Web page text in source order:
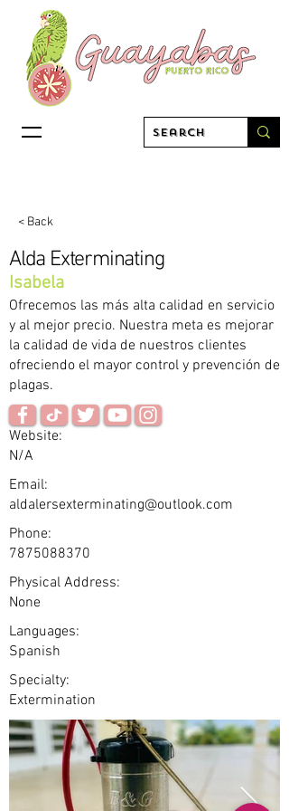
< Back
Alda Exterminating
Isabela
Ofrecemos las más alta calidad en servicio
y al mejor precio. Nuestra meta es mejorar
la calidad de vida de nuestros clientes
ofreciendo el mayor control y prevención de
plagas.
Website:
N/A
Email:
aldalersexterminating@outlook.com
Phone:
7875088370
Physical Address:
None
Languages:
Spanish
Specialty:
Extermination